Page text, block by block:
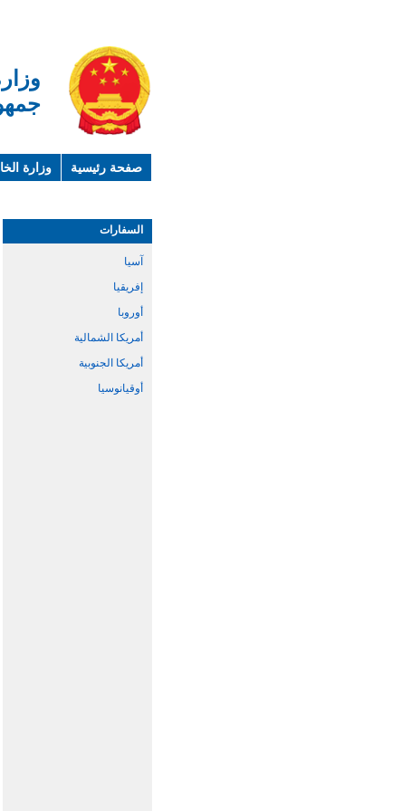
صفحة رئيسية وزارة
السفارات
آسيا
إفريقيا
أوروبا
أمريكا الشمالية
أمريكا الجنوبية
أوقيانوسيا